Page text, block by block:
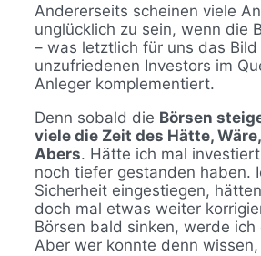
Andererseits scheinen viele
unglücklich zu sein, wenn die
– was letztlich für uns das
unzufriedenen Investors im
Anleger komplementiert.
Denn sobald die Börsen
viele die Zeit des Hätte,
Abers. Hätte ich mal
noch tiefer gestanden haben.
Sicherheit eingestiegen,
doch mal etwas weiter
Börsen bald sinken, werde ich
Aber wer konnte denn